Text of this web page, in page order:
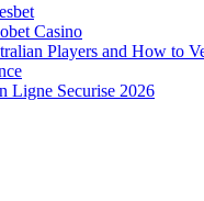
Casino
Players and How to
Ligne Securise 2026